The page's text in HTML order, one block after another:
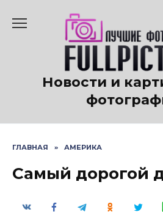
содержанию
Новости и
ГЛАВНАЯ » АМЕРИКА
Самый дорогой